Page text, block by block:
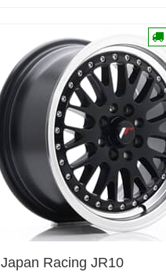
Japan Racing JR10